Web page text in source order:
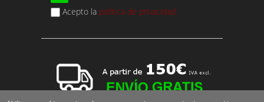
Acepto la política de privacidad